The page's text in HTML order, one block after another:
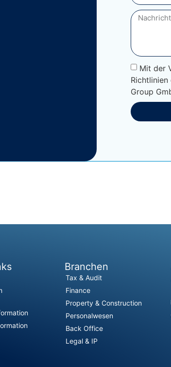
Mit der
Richtlinien
Group
Branchen
Tax & Audit
Finance
Property & Construction
Personalwesen
Back Office
Legal & IP